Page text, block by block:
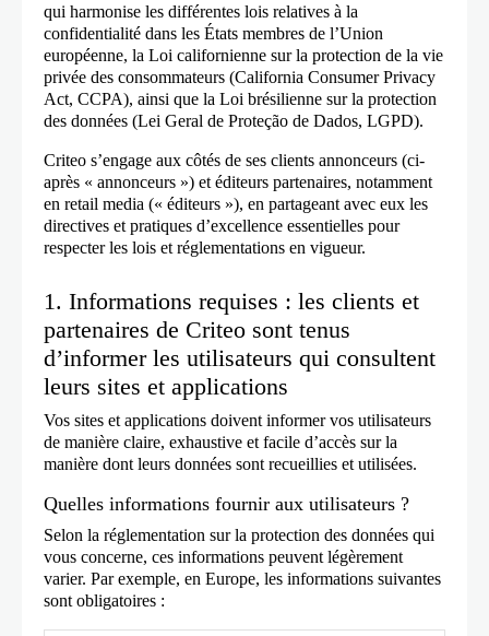
qui harmonise les différentes lois relatives à la
confidentialité dans les États membres de l’Union
européenne, la Loi californienne sur la protection de la vie
privée des consommateurs (California Consumer Privacy
Act, CCPA), ainsi que la Loi brésilienne sur la protection
des données (Lei Geral de Proteção de Dados, LGPD).
Criteo s’engage aux côtés de ses clients annonceurs (ci-
après « annonceurs ») et éditeurs partenaires, notamment
en retail media (« éditeurs »), en partageant avec eux les
directives et pratiques d’excellence essentielles pour
respecter les lois et réglementations en vigueur.
1. Informations requises : les clients et
partenaires de Criteo sont tenus
d’informer les utilisateurs qui consultent
leurs sites et applications
Vos sites et applications doivent informer vos utilisateurs
de manière claire, exhaustive et facile d’accès sur la
manière dont leurs données sont recueillies et utilisées.
Quelles informations fournir aux utilisateurs ?
Selon la réglementation sur la protection des données qui
vous concerne, ces informations peuvent légèrement
varier. Par exemple, en Europe, les informations suivantes
sont obligatoires :